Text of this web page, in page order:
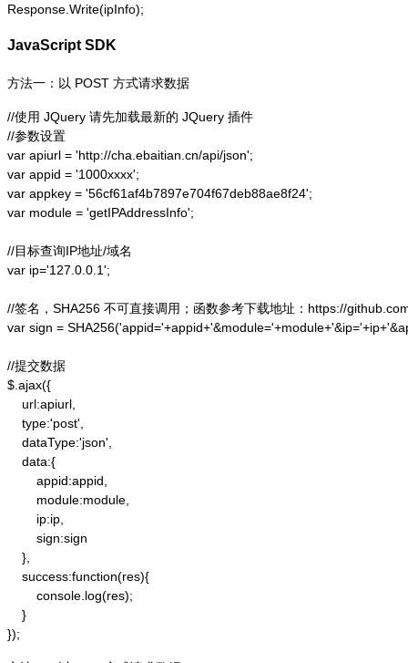
Response.Write(ipInfo);
JavaScript SDK
方法一：以 POST 方式请求数据
//使用 JQuery 请先加载最新的 JQuery 插件
//参数设置
var apiurl = 'http://cha.ebaitian.cn/api/json';
var appid = '1000xxxx';
var appkey = '56cf61af4b7897e704f67deb88ae8f24';
var module = 'getIPAddressInfo';
//目标查询IP地址/域名
var ip='127.0.0.1';
//签名，SHA256 不可直接调用；函数参考下载地址：https://
var sign =
//提交数据
$.ajax({
    url:apiurl,
    type:'post',
    dataType:'json',
    data:{
        appid:appid,
        module:module,
        ip:ip,
        sign:sign
    },
    success:function(res){
        console.log(res);
    }
});